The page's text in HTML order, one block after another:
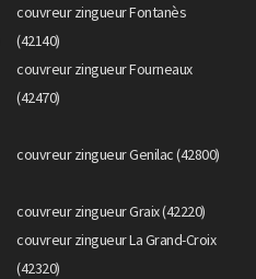
couvreur zingueur Fontanès
(42140)
couvreur zingueur Fourneaux
(42470)
couvreur zingueur Genilac (42800)
couvreur zingueur Graix (42220)
couvreur zingueur La Grand-Croix
(42320)